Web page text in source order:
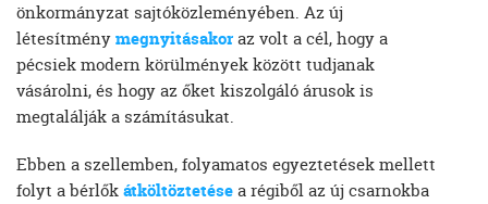
önkormányzat sajtóközleményében. Az új
létesítménymegnyitásakoraz volt a cél, hogy a
pécsiek modern körülmények között tudjanak
vásárolni, és hogy az őket kiszolgáló árusok is
megtalálják a számításukat.
Ebben a szellemben, folyamatos egyeztetések mellett
folyt a bérlőkátköltöztetésea régiből az új csarnokba